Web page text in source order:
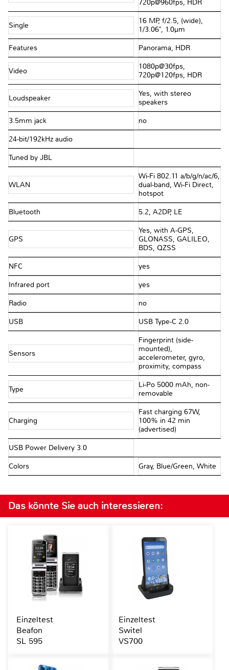
720p@960fps, HDR
Single
16 MP, f/2.5, (wide),
1/3.06", 1.0µm
Features Panorama, HDR
Video
1080p@30fps,
720p@120fps, HDR
Loudspeaker
Yes, with stereo
speakers
3.5mm jack no
24-bit/192kHz audio
Tuned by JBL
WLAN
Wi-Fi 802.11 a/b/g/n/ac/6,
dual-band, Wi-Fi Direct,
hotspot
Bluetooth 5.2, A2DP, LE
GPS
Yes, with A-GPS,
GLONASS, GALILEO,
BDS, QZSS
NFC yes
Infrared port yes
Radio no
USB USB Type-C 2.0
Sensors
Fingerprint (side-
mounted),
accelerometer, gyro,
proximity, compass
Type
Li-Po 5000 mAh, non-
removable
Charging
Fast charging 67W,
100% in 42 min
(advertised)
USB Power Delivery 3.0
Colors Gray, Blue/Green, White
Das könnte Sie auch interessieren:
Einzeltest
Beafon
SL 595
Einzeltest
Switel
VS700